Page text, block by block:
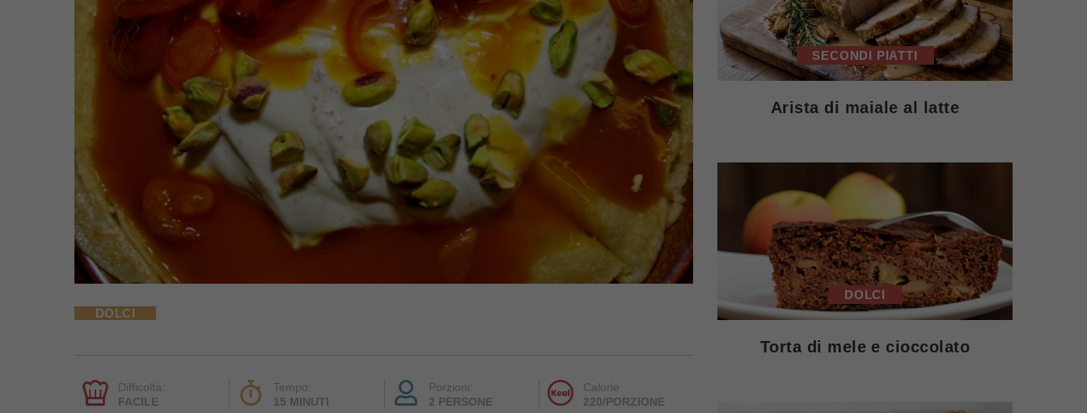
DOLCI
Difficoltà:
FACILE
Tempo:
15 MINUTI
Porzioni:
2 PERSONE
Calorie:
220/PORZIONE
SECONDI PIATTI
Arista di maiale al latte
DOLCI
Torta di mele e cioccolato